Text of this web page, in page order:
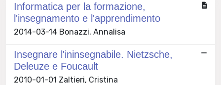
Informatica per la formazione,
l'insegnamento e l'apprendimento
2014-03-14 Bonazzi, Annalisa
Insegnare l'ininsegnabile. Nietzsche,
Deleuze e Foucault
2010-01-01 Zaltieri, Cristina